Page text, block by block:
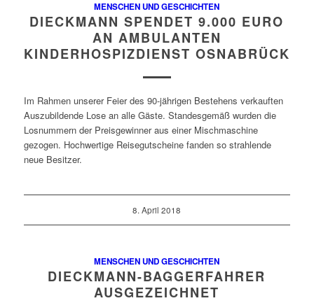
MENSCHEN UND GESCHICHTEN
DIECKMANN SPENDET 9.000 EURO
AN AMBULANTEN
KINDERHOSPIZDIENST OSNABRÜCK
Im Rahmen unserer Feier des 90-jährigen Bestehens verkauften
Auszubildende Lose an alle Gäste. Standesgemäß wurden die
Losnummern der Preisgewinner aus einer Mischmaschine
gezogen. Hochwertige Reisegutscheine fanden so strahlende
neue Besitzer.
8. April 2018
MENSCHEN UND GESCHICHTEN
DIECKMANN-BAGGERFAHRER
AUSGEZEICHNET